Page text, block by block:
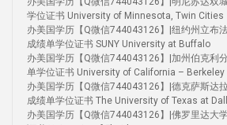
学位证书 University of Minnesota, Twin Cities
办美国学历【Q微信744043126】|纽约州立布
成绩单学位证书 SUNY University at Buffalo
办美国学历【Q微信744043126】|加州伯克利
单学位证书 University of California – Berkeley
办美国学历【Q微信744043126】|德克萨斯达
成绩单学位证书 The University of Texas at
办美国学历【Q微信744043126】|佛罗里达大